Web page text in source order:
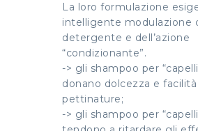
La loro formulazione
intelligente modulazione
detergente e dell’azione
“condizionante”.
-> gli shampoo per
donano dolcezza e facilità
pettinature;
-> gli shampoo per